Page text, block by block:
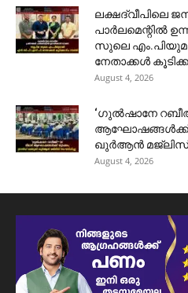
ലക്ഷദ്വീപിലെ
പാർലമെന്റിൽ
സുലെ
നേതാക്കൾ
August 4, 2026
‘ഗുൽഷാനേ
ആഘോഷങ്ങൾക്ക്
ഖുർആൻ മജ്‌ലിസ്
August 4, 2026